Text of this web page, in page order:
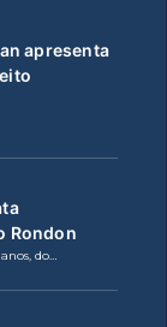
apresenta
Rondon
do…